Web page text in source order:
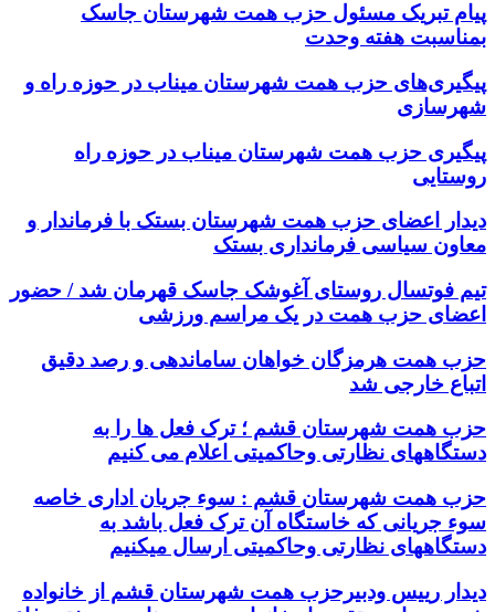
پیام تبریک مسئول حزب همت شهرستان جاسک
بمناسبت هفته وحدت
پیگیری‌های حزب همت شهرستان میناب در حوزه راه و
شهرسازی
پیگیری حزب همت شهرستان میناب در حوزه راه
روستایی
دیدار اعضای حزب همت شهرستان بستک با فرماندار و
معاون سیاسی فرمانداری بستک
تیم فوتسال روستای آغوشک جاسک قهرمان شد / حضور
اعضای حزب همت در یک مراسم ورزشی
حزب همت هرمزگان خواهان ساماندهی و رصد دقیق
اتباع خارجی شد
حزب همت شهرستان قشم ؛ ترک فعل ها را به
دستگاههای نظارتی وحاکمیتی اعلام می کنیم
حزب همت شهرستان قشم : سوء جریان اداری خاصه
سوء جریانی که خاستگاه آن ترک فعل باشد به
دستگاههای نظارتی وحاکمیتی ارسال میکنیم
دیدار رییس ودبیرحزب همت شهرستان قشم از خانواده